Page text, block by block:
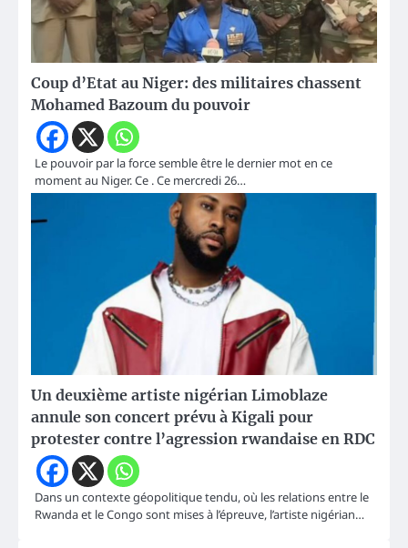
Coup d’Etat au Niger: des militaires chassent
Mohamed Bazoum du pouvoir
Le pouvoir par la force semble être le dernier mot en ce
moment au Niger. Ce . Ce mercredi 26…
Un deuxième artiste nigérian Limoblaze
annule son concert prévu à Kigali pour
protester contre l’agression rwandaise en RDC
Dans un contexte géopolitique tendu, où les relations entre le
Rwanda et le Congo sont mises à l’épreuve, l’artiste nigérian…